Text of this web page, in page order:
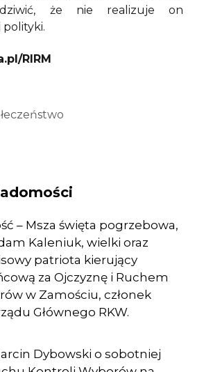
że nie realizuje on
RIRM
– Msza święta pogrzebowa,
Kaleniuk, wielki oraz
patriota kierujący
za Ojczyznę i Ruchem
w Zamościu, członek
Głównego RKW.
Dybowski o sobotniej